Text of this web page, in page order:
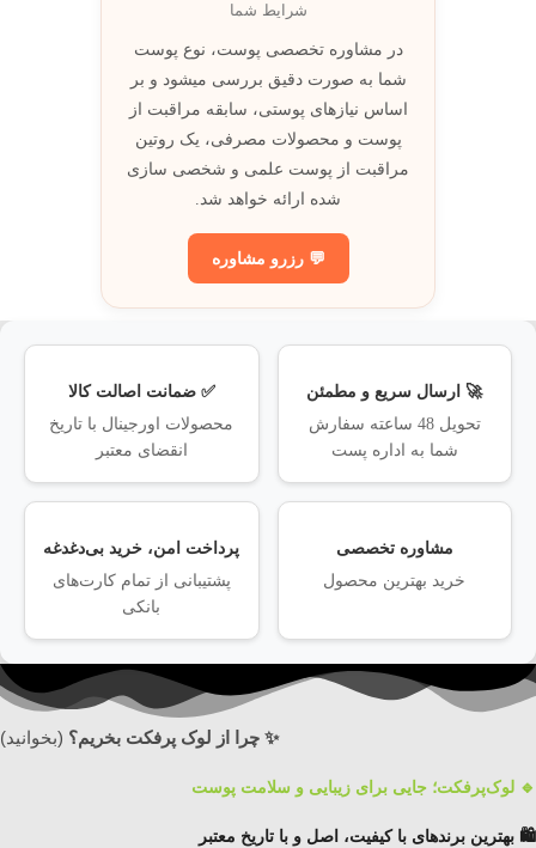
شرايط شما
در مشاوره تخصصی پوست، نوع پوست
شما به صورت دقيق بررسی ميشود و بر
اساس نيازهای پوستی، سابقه مراقبت از
پوست و محصولات مصرفی، يک روتين
مراقبت از پوست علمی و شخصی سازی
شده ارائه خواهد شد.
💬 رزرو مشاوره
🚀 ارسال سریع و مطمئن
تحویل 48 ساعته سفارش
شما به اداره پست
✅ ضمانت اصالت کالا
محصولات اورجینال با تاریخ
انقضای معتبر
مشاوره تخصصی
خرید بهترین محصول
پرداخت امن، خرید بی‌دغدغه
پشتیبانی از تمام کارت‌های
بانکی
✨ چرا از لوک پرفکت بخریم؟ (بخوانید)
🔹 لوک‌پرفکت؛ جایی برای زیبایی و سلامت پوست
🛍️ بهترین برندهای با کیفیت، اصل و با تاریخ معتبر